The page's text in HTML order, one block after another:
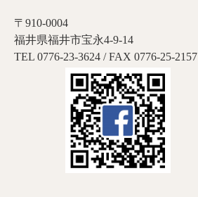
〒910-0004
福井県福井市宝永4-9-14
TEL 0776-23-3624 / FAX 0776-25-2157